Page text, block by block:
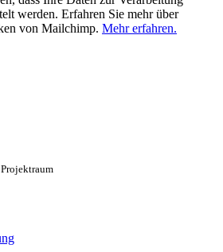
werden. Erfahren Sie mehr über
von Mailchimp. Mehr erfahren.